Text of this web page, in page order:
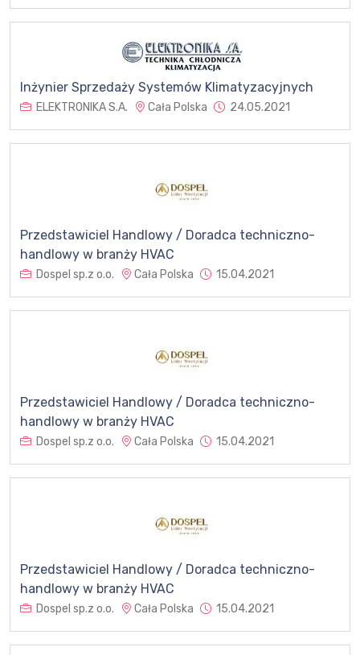
Inżynier Sprzedaży Systemów Klimatyzacyjnych
ELEKTRONIKA S.A. Cała Polska 24.05.2021
Przedstawiciel Handlowy / Doradca techniczno-
handlowy w branży HVAC
Dospel sp.z o.o. Cała Polska 15.04.2021
Przedstawiciel Handlowy / Doradca techniczno-
handlowy w branży HVAC
Dospel sp.z o.o. Cała Polska 15.04.2021
Przedstawiciel Handlowy / Doradca techniczno-
handlowy w branży HVAC
Dospel sp.z o.o. Cała Polska 15.04.2021